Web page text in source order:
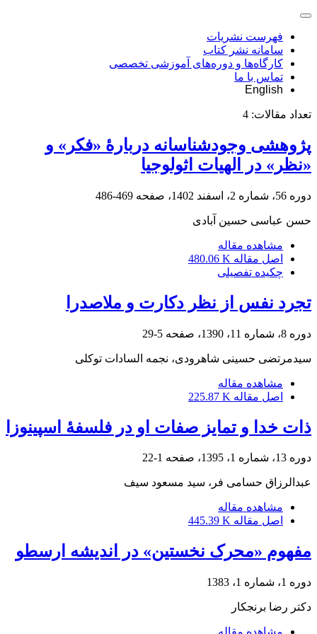
فهرست نشریات
سامانه نشر کتاب
کارگاه‌ها و دوره‌های آموزشی تخصصی
تماس با ما
English
تعداد مقالات: 4
پژوهشی وجودشناسانه دربارۀ «فکر» و
«نظر» در الهیات اثولوجیا
دوره 56، شماره 2، اسفند 1402، صفحه 469-486
حسن عباسی حسین آبادی
مشاهده مقاله
اصل مقاله 480.06 K
چکیده تفصیلی
تجرد نفس از نظر دکارت و ملاصدرا
دوره 8، شماره 11، 1390، صفحه 5-29
سیدمرتضی حسینی شاهرودی، نجمه السادات توکلی
مشاهده مقاله
اصل مقاله 225.87 K
ذات خدا و تمایز صفات او در فلسفۀ اسپینوزا
دوره 13، شماره 1، 1395، صفحه 1-22
عبدالرزاق حسامی فر، سید مسعود سیف
مشاهده مقاله
اصل مقاله 445.39 K
مفهوم «محرک نخستین» در اندیشه ارسطو
دوره 1، شماره 1، 1383
دکتر رضا برنجکار